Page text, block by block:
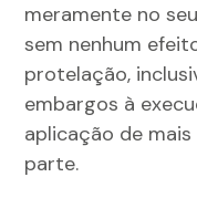
meramente no
sem nenhum
protelação,
embargos à
aplicação de
parte.